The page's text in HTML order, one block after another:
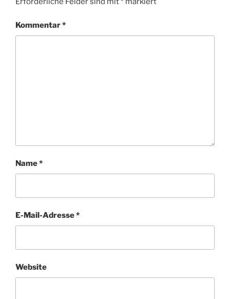
Kommentar*
Name*
E-Mail-Adresse*
Website